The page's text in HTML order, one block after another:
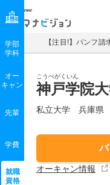
マナビジ
【注目!】パンフ
こうべがくいん
神戸学院
私立大学 兵庫県
オーキャン情報
学部
学科
オー
キャン
先輩
学費
就職
資格